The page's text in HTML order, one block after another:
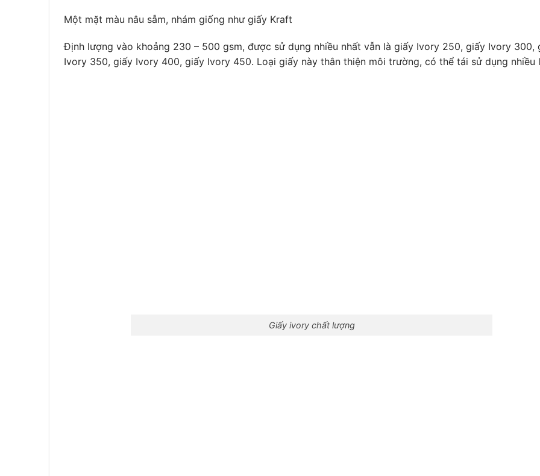
Một mặt màu nâu sẫm, nhám giống như giấy Kraft
Định lượng vào khoảng 230 – 500 gsm, được sử dụng nhiều nhất vẫn là giấy Ivory 250, giấy Ivory 300,
Ivory 350, giấy Ivory 400, giấy Ivory 450. Loại giấy này thân thiện môi trường, có thể tái sử dụng nhiều
Giấy ivory chất lượng